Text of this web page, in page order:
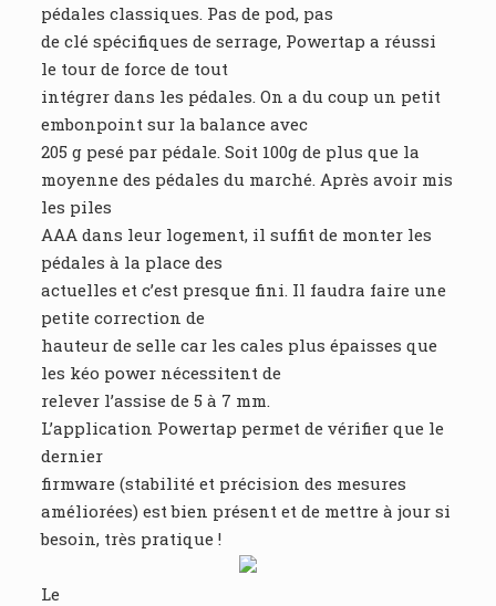
pédales classiques. Pas de pod, pas
de clé spécifiques de serrage, Powertap a réussi
le tour de force de tout
intégrer dans les pédales. On a du coup un petit
embonpoint sur la balance avec
205 g pesé par pédale. Soit 100g de plus que la
moyenne des pédales du marché. Après avoir mis
les piles
AAA dans leur logement, il suffit de monter les
pédales à la place des
actuelles et c’est presque fini. Il faudra faire une
petite correction de
hauteur de selle car les cales plus épaisses que
les kéo power nécessitent de
relever l’assise de 5 à 7 mm.
L’application Powertap permet de vérifier que le
dernier
firmware (stabilité et précision des mesures
améliorées) est bien présent et de mettre à jour si
besoin, très pratique !
Le